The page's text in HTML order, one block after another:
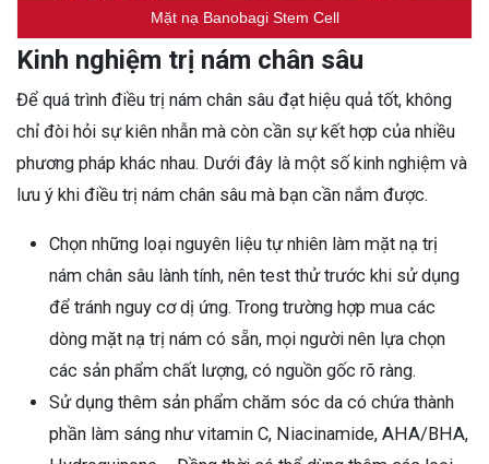
Mặt nạ Banobagi Stem Cell
Kinh nghiệm trị nám chân sâu
Để quá trình điều trị nám chân sâu đạt hiệu quả tốt, không
chỉ đòi hỏi sự kiên nhẫn mà còn cần sự kết hợp của nhiều
phương pháp khác nhau. Dưới đây là một số kinh nghiệm và
lưu ý khi điều trị nám chân sâu mà bạn cần nắm được.
Chọn những loại nguyên liệu tự nhiên làm mặt nạ trị
nám chân sâu lành tính, nên test thử trước khi sử dụng
để tránh nguy cơ dị ứng. Trong trường hợp mua các
dòng mặt nạ trị nám có sẵn, mọi người nên lựa chọn
các sản phẩm chất lượng, có nguồn gốc rõ ràng.
Sử dụng thêm sản phẩm chăm sóc da có chứa thành
phần làm sáng như vitamin C, Niacinamide, AHA/BHA,